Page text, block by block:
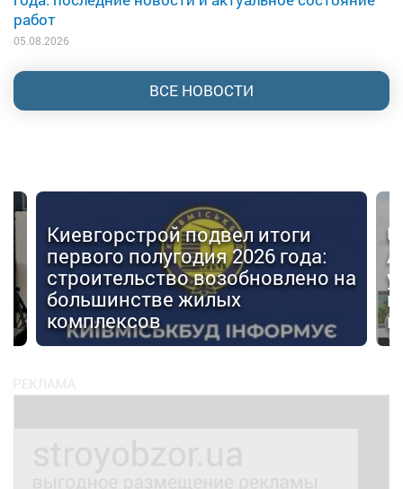
работ
05.08.2026
ВСЕ НОВОСТИ
Киевгорстрой подвел итоги
первого полугодия 2026 года:
строительство возобновлено на
большинстве жилых
комплексов